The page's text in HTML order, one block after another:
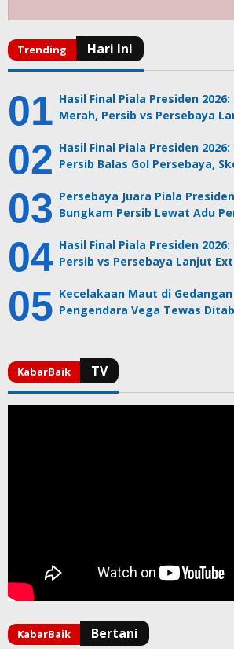
Hasil Final Piala Presiden
Merah, Persib vs Persebaya
Hasil Final Piala Presiden
Persib Balas Gol Persebaya,
Persebaya Juara Piala
Bungkam Persib Lewat Adu
Hasil Final Piala Presiden
Persib vs Persebaya Lanjut
Kecelakaan Maut di
Pengendara Vega Tewas